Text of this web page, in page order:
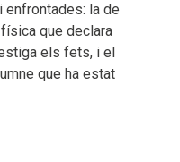
la de
que declara
els fets, i el
que ha estat